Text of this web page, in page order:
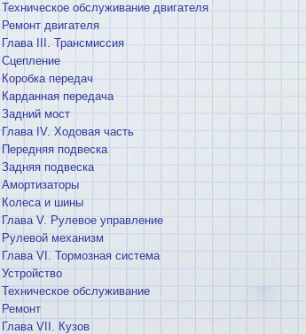
Техническое обслуживание двигателя
Ремонт двигателя
Глава III. Трансмиссия
Сцепление
Коробка передач
Карданная передача
Задний мост
Глава IV. Ходовая часть
Передняя подвеска
Задняя подвеска
Амортизаторы
Колеса и шины
Глава V. Рулевое управление
Рулевой механизм
Глава VI. Тормозная система
Устройство
Техническое обслуживание
Ремонт
Глава VII. Кузов